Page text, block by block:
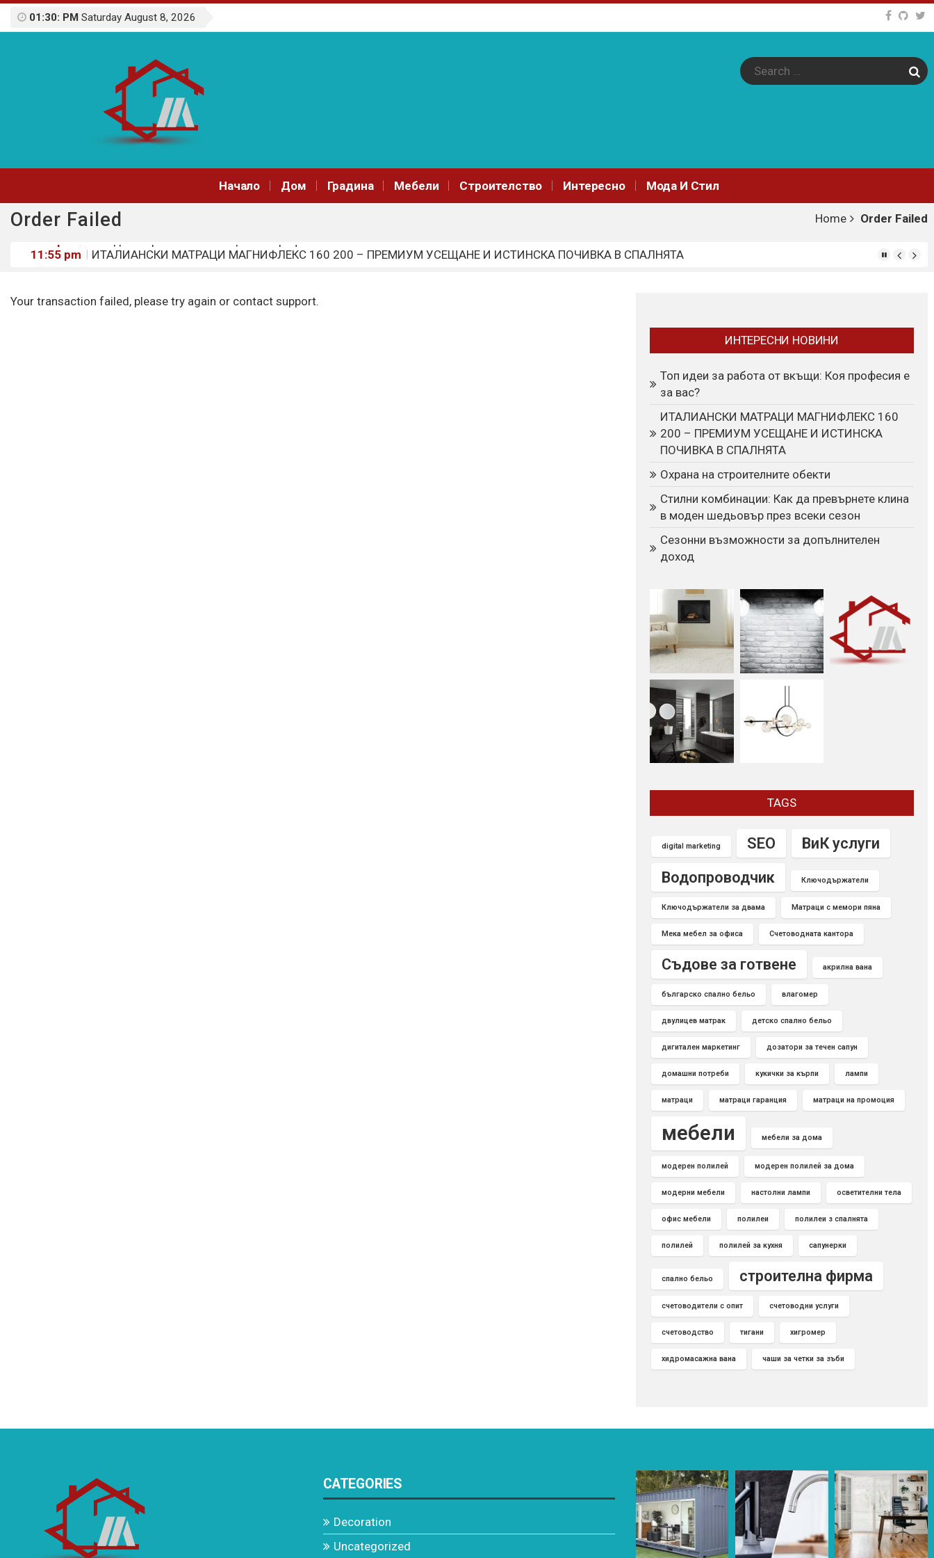
01:30: PM Saturday August 8, 2026
Начало Дом Градина Мебели Строителство Интереснo Мода И Стил
Order Failed Home Order Failed
11:55 pm
ИТАЛИАНСКИ МАТРАЦИ МАГНИФЛЕКС 160 200 – ПРЕМИУМ УСЕЩАНЕ И ИСТИНСКА ПОЧИВКА В СПАЛНЯТА
5:13 am
Сезонни възможности за допълнителен доход
1:43 pm
Топ идеи за работа от вкъщи: Коя професия е за вас?
Your transaction failed, please try again or contact support.
ИНТЕРЕСНИ НОВИНИ
Топ идеи за работа от вкъщи: Коя професия е
за вас?
ИТАЛИАНСКИ МАТРАЦИ МАГНИФЛЕКС 160
200 – ПРЕМИУМ УСЕЩАНЕ И ИСТИНСКА
ПОЧИВКА В СПАЛНЯТА
Охрана на строителните обекти
Стилни комбинации: Как да превърнете клина
в моден шедьовър през всеки сезон
Сезонни възможности за допълнителен
доход
TAGS
digital marketing SEO
ВиК услуги
Водопроводчик
Ключодържатели
Ключодържатели за двама Матраци с мемори пяна
Мека мебел за офиса Счетоводната кантора
Съдове за готвене акрилна вана
българско спално бельо влагомер
двулицев матрак детско спално бельо
дигитален маркетинг дозатори за течен сапун
домашни потреби кукички за кърпи лампи
матраци матраци гаранция матраци на промоция
мебели мебели за дома
модерен полилей модерен полилей за дома
модерни мебели настолни лампи осветителни тела
офис мебели полилеи полилеи з спалнята
полилей полилей за кухня сапунерки
спално бельо строителна фирма
счетоводители с опит счетоводни услуги
счетоводство тигани хигромер
хидромасажна вана чаши за четки за зъби
CATEGORIES
Decoration
Uncategorized